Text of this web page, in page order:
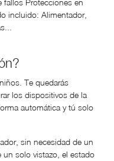
fallos Protecciones en
incluido: Alimentador,
Te quedarás
los dispositivos de la
automática y tú solo
sin necesidad de un
un solo vistazo, el estado